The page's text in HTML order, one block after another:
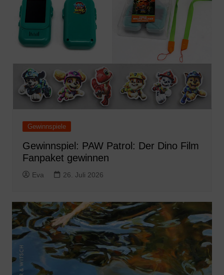
Gewinnspiele
Gewinnspiel: PAW Patrol: Der Dino Film
Fanpaket gewinnen
Eva 26. Juli 2026